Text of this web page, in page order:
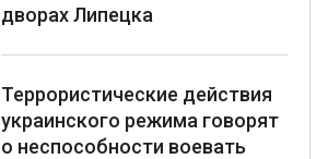
дворах Липецка
Террористические действия
украинского режима говорят
о неспособности воевать